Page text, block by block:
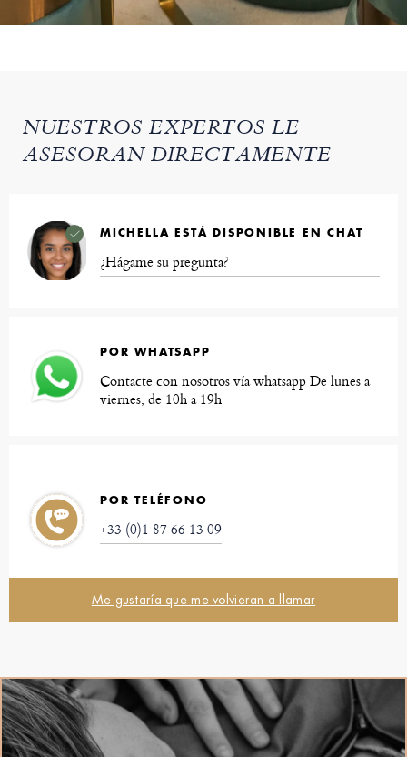
NUESTROS EXPERTOS LE
ASESORAN DIRECTAMENTE
MICHELLA ESTÁ DISPONIBLE EN CHAT
¿Hágame su pregunta?
POR WHATSAPP
Contacte con nosotros vía whatsapp De lunes a
viernes, de 10h a 19h
POR TELÉFONO
+33 (0)1 87 66 13 09
Me gustaría que me volvieran a llamar